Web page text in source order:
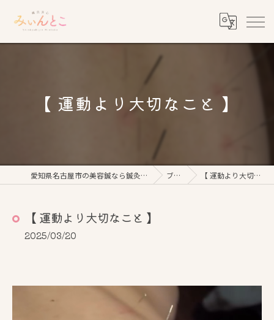
【 運動より大切なこと 】
愛知県名古屋市の美容鍼なら鍼灸美心みぃんとこ ブログ 【 運動より大切なこと 】
【 運動より大切なこと 】
2025/03/20